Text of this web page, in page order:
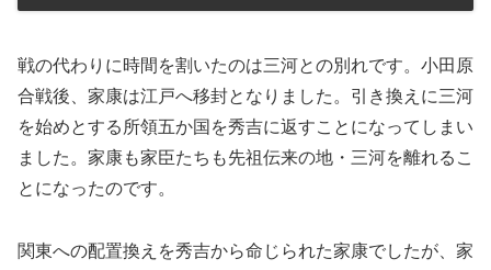
戦の代わりに時間を割いたのは三河との別れです。小田原
合戦後、家康は江戸へ移封となりました。引き換えに三河
を始めとする所領五か国を秀吉に返すことになってしまい
ました。家康も家臣たちも先祖伝来の地・三河を離れるこ
とになったのです。
関東への配置換えを秀吉から命じられた家康でしたが、家